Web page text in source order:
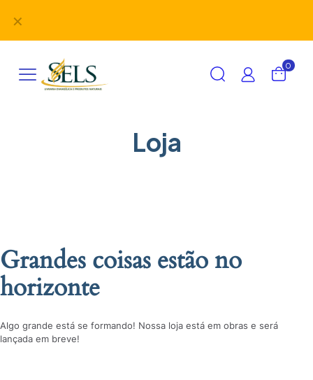
✕
0
Loja
Grandes coisas estão no
horizonte
Algo grande está se formando! Nossa loja está em obras e será
lançada em breve!